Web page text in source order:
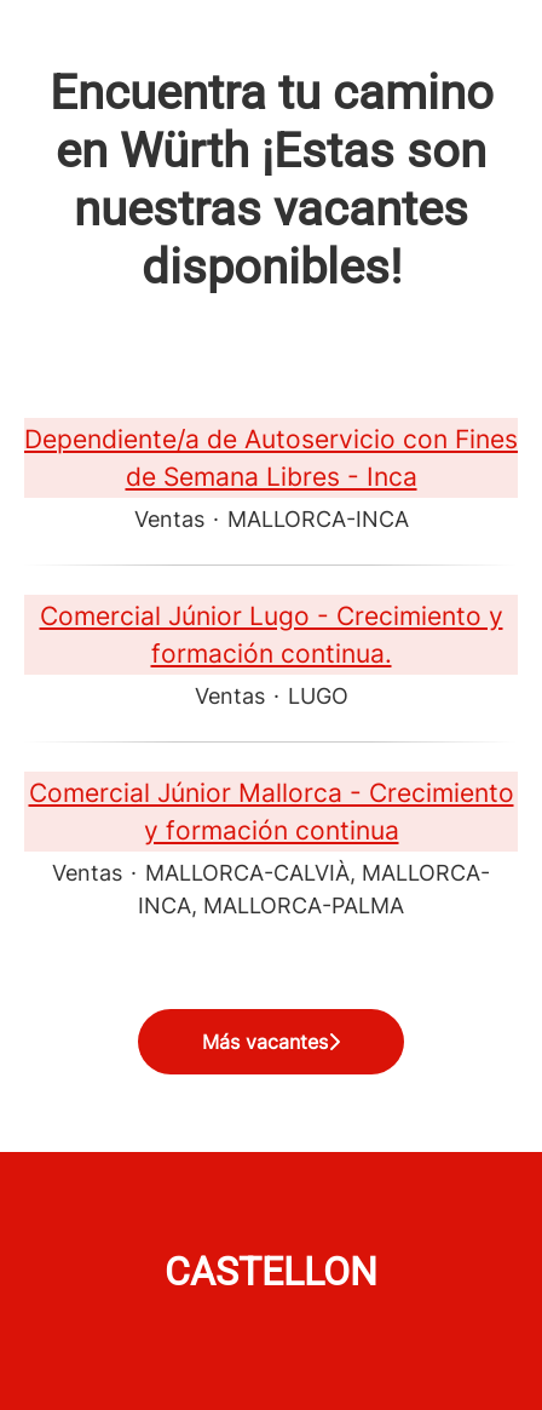
Encuentra tu camino
en Würth ¡Estas son
nuestras vacantes
disponibles!
Dependiente/a de Autoservicio con Fines
de Semana Libres - Inca
Ventas · MALLORCA-INCA
Comercial Júnior Lugo - Crecimiento y
formación continua.
Ventas · LUGO
Comercial Júnior Mallorca - Crecimiento
y formación continua
Ventas · MALLORCA-CALVIÀ, MALLORCA-
INCA, MALLORCA-PALMA
Más vacantes
CASTELLON